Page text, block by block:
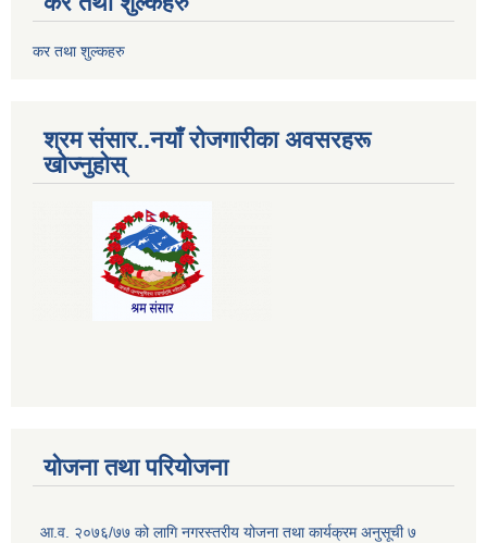
कर तथा शुल्कहरु
श्रम संसार..नयाँ रोजगारीका अवसरहरू
खोज्नुहोस्
योजना तथा परियोजना
आ.व. २०७६/७७ को लागि नगरस्तरीय योजना तथा कार्यक्रम अनुसूची ७